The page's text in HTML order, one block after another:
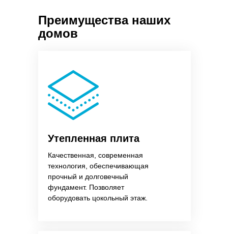
Преимущества наших
домов
Качественная, современная
технология, обеспечивающая
прочный и долговечный
фундамент. Позволяет
оборудовать цокольный этаж.
Утепленная плита